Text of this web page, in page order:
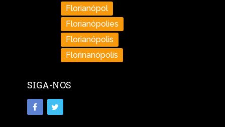
Florianópol
Florianópolies
Florianópolis
Florinanópolis
SIGA-NOS